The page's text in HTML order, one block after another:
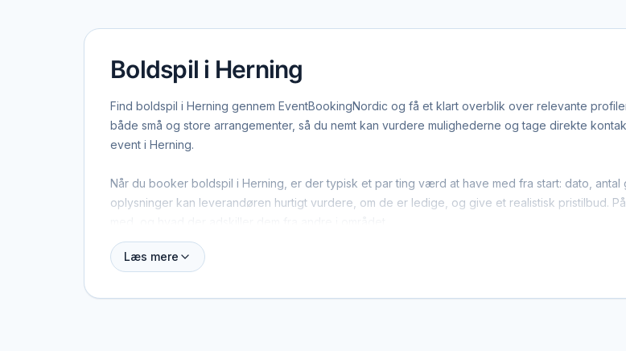
Boldspil i Herning
Find boldspil i Herning gennem EventBookingNordic og få et klart overblik over relevante
både små og store arrangementer, så du nemt kan vurdere mulighederne og tage direkte
event i Herning.
Når du booker boldspil i Herning, er der typisk et par ting værd at have med fra start: dato,
oplysninger kan leverandøren hurtigt vurdere, om de er ledige, og give et realistisk pristilbud.
Herning dækker både centrum og omegn, og mange boldspil-leverandører arbejder bredt i
speciel ramme i tankerne.
Læs mere